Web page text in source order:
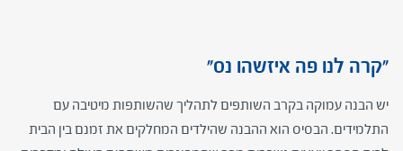
"קרה לנו פה איזשהו נס"
יש הבנה עמוקה בקרב השותפים לתהליך שהשותפות מיטיבה עם
התלמידים. הבסיס הוא ההבנה שהילדים המחלקים את זמנם בין הבית